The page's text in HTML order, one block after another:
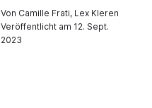
Von Camille Frati, Lex Kleren
Veröffentlicht am 12. Sept.
2023